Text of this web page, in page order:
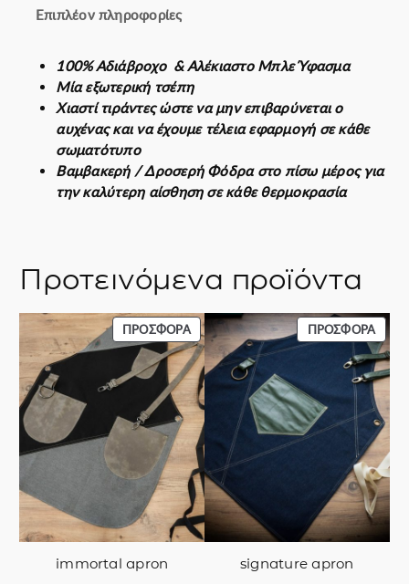
8
.
0
0
€
.
Επιπλέον πληροφορίες
100% Αδιάβροχο & Αλέκιαστο Μπλε Ύφασμα
Μία εξωτερική τσέπη
Χιαστί τιράντες ώστε να μην επιβαρύνεται ο
αυχένας και να έχουμε τέλεια εφαρμογή σε κάθε
σωματότυπο
Βαμβακερή / Δροσερή Φόδρα στο πίσω μέρος για
την καλύτερη αίσθηση σε κάθε θερμοκρασία
Προτεινόμενα προϊόντα
ΠΡΟΣΦΟΡΆΠΡΟΪΌΝ
ΣΕ
ΠΡΟΣΦΟΡΆ
immortal apron
ΠΡΟΣΦΟΡΆ
ΣΕ
signature apron